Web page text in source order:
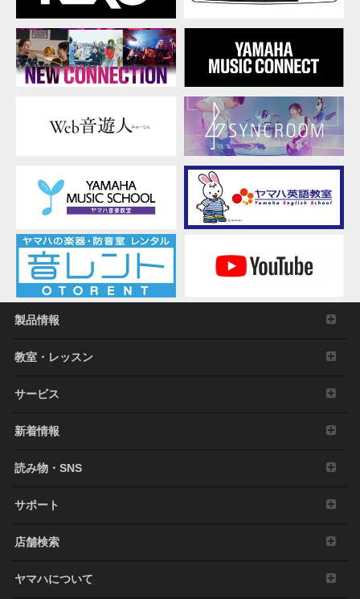
製品情報
教室・レッスン
サービス
新着情報
読み物・SNS
サポート
店舗検索
ヤマハについて